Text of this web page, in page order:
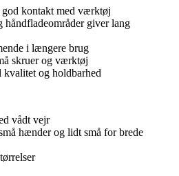
kontakt med værktøj
giver lang
i længere brug
skruer og værktøj
og holdbarhed
vådt vejr
hænder og lidt små for brede